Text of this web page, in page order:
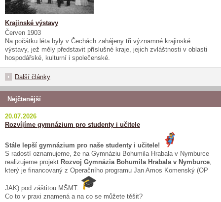
Krajinské výstavy
Červen 1903
Na počátku léta byly v Čechách zahájeny tři významné krajinské
výstavy, jež měly představit příslušné kraje, jejich zvláštnosti v oblasti
hospodářské, kulturní i společenské.
Další články
Nejčtenější
20.07.2026
Rozvíjíme gymnázium pro studenty i učitele
Stále lepší gymnázium pro naše studenty i učitele!
S radostí oznamujeme, že na Gymnáziu Bohumila Hrabala v Nymburce
realizujeme projekt Rozvoj Gymnázia Bohumila Hrabala v Nymburce,
který je financovaný z Operačního programu Jan Amos Komenský (OP
JAK) pod záštitou MŠMT.
Co to v praxi znamená a na co se můžete těšit?